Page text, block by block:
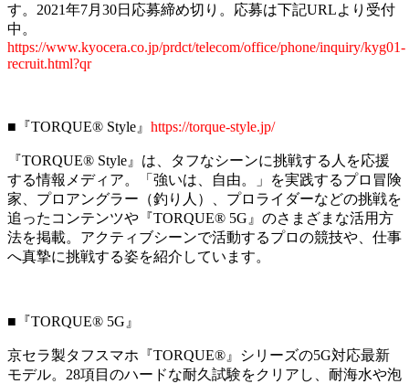
す。2021年7月30日応募締め切り。応募は下記URLより受付
中。
https://www.kyocera.co.jp/prdct/telecom/office/phone/inquiry/kyg01-
recruit.html?qr
■『TORQUE® Style』 https://torque-style.jp/
『TORQUE® Style』は、タフなシーンに挑戦する人を応援
する情報メディア。「強いは、自由。」を実践するプロ冒険
家、プロアングラー（釣り人）、プロライダーなどの挑戦を
追ったコンテンツや『TORQUE® 5G』のさまざまな活用方
法を掲載。アクティブシーンで活動するプロの競技や、仕事
へ真摯に挑戦する姿を紹介しています。
■『TORQUE® 5G』
京セラ製タフスマホ『TORQUE®』シリーズの5G対応最新
モデル。28項目のハードな耐久試験をクリアし、耐海水や泡